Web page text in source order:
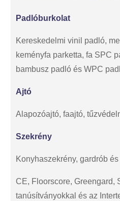
Padlóburkolat
Kereskedelmi vinil padló,
keményfa parketta, fa SPC
bambusz padló és WPC
Ajtó
Alapozóajtó, faajtó,
Szekrény
Konyhaszekrény, gardrób
CE, Floorscore, Greengard,
tanúsítványokkal és az